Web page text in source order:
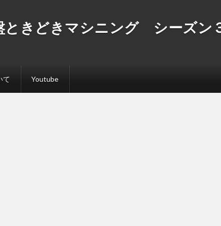
ときどきマシニング シーズン
て Youtube